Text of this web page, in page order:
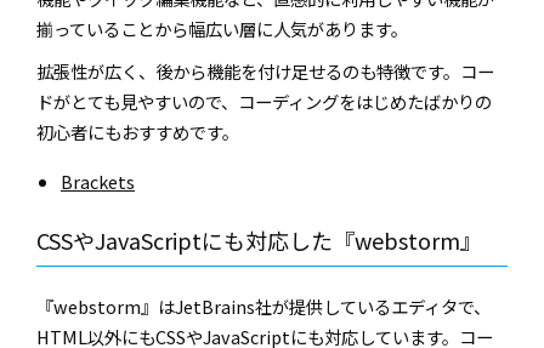
揃っていることから幅広い層に人気があります。
拡張性が広く、後から機能を付け足せるのも特徴です。コー
ドがとても見やすいので、コーディングをはじめたばかりの
初心者にもおすすめです。
Brackets
CSSやJavaScriptにも対応した『webstorm』
『webstorm』はJetBrains社が提供しているエディタで、
HTML以外にもCSSやJavaScriptにも対応しています。コー